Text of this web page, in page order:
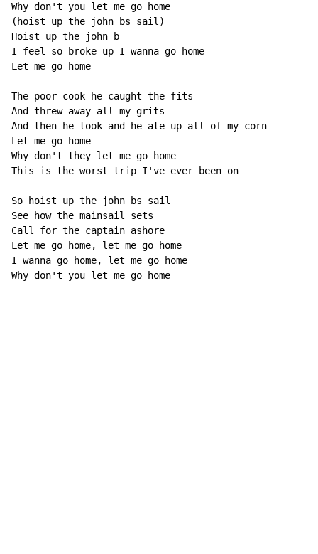
Why don't you let me go home
(hoist up the john bs sail)
Hoist up the john b
I feel so broke up I wanna go home
Let me go home
The poor cook he caught the fits
And threw away all my grits
And then he took and he ate up all of my corn
Let me go home
Why don't they let me go home
This is the worst trip I've ever been on
So hoist up the john bs sail
See how the mainsail sets
Call for the captain ashore
Let me go home, let me go home
I wanna go home, let me go home
Why don't you let me go home